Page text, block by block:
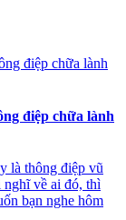
điệp chữa lành
là thông điệp vũ
nghĩ về ai đó, thì
bạn nghe hôm